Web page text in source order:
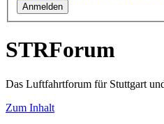
STRForum
Das Luftfahrtforum für Stuttgart
Zum Inhalt